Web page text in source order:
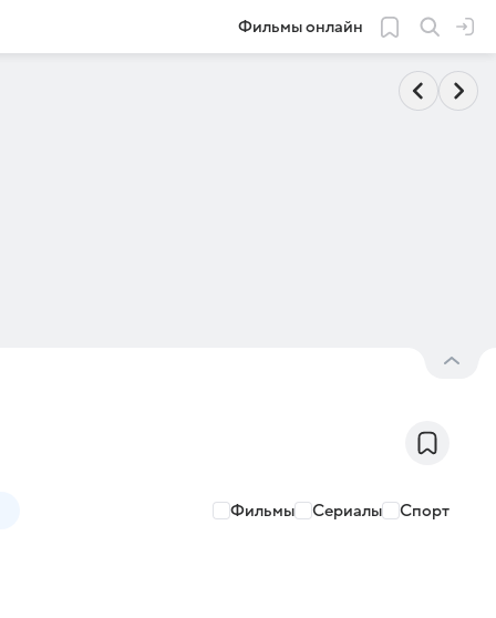
Фильмы онлайн
Фильмы Сериалы Спорт